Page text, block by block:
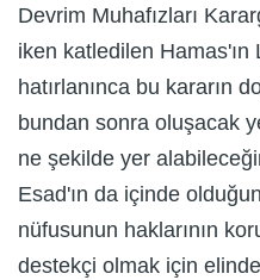
Devrim Muhafızları
iken katledilen Hamas'ın
hatırlanınca bu kararın
bundan sonra oluşacak
ne şekilde yer
Esad'ın da içinde
nüfusunun haklarının
destekçi olmak için